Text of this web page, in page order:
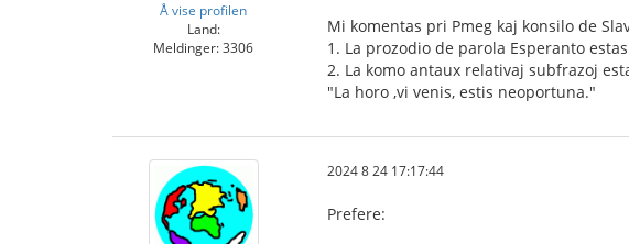
Å vise profilen
Land:
Meldinger: 3306
Mi komentas pri Pmeg kaj konsilo de
1. La prozodio de parola Esperanto
2. La komo antaux relativaj subfrazoj
"La horo ,vi venis, estis neoportuna."
2024 8 24 17:17:44
Prefere: